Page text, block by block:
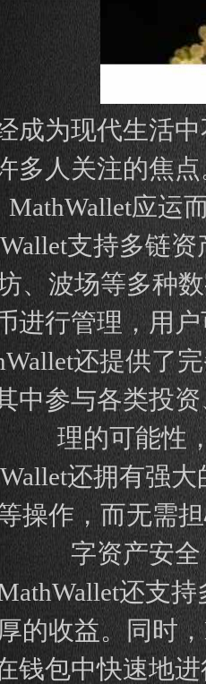
成为现代生活
多人关注的焦
MathWallet应运
支持多链
、波场等多种
进行管理，用
还提供了
中参与各类投
理的可能性
还拥有强
操作，而无需
字资产安
还支
的收益。同时
钱包中快速地